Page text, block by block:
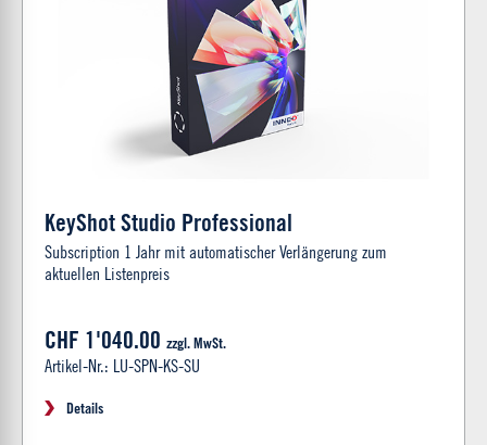
KeyShot Studio Professional
Subscription 1 Jahr mit automatischer Verlängerung zum
aktuellen Listenpreis
CHF 1'040.00 zzgl. MwSt.
Artikel-Nr.: LU-SPN-KS-SU
Details